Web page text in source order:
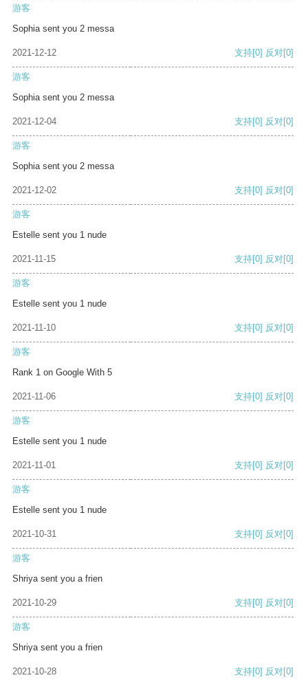
游客
Sophia sent you 2 messa
2021-12-12 支持[0] 反对[0]
游客
Sophia sent you 2 messa
2021-12-04 支持[0] 反对[0]
游客
Sophia sent you 2 messa
2021-12-02 支持[0] 反对[0]
游客
Estelle sent you 1 nude
2021-11-15 支持[0] 反对[0]
游客
Estelle sent you 1 nude
2021-11-10 支持[0] 反对[0]
游客
Rank 1 on Google With 5
2021-11-06 支持[0] 反对[0]
游客
Estelle sent you 1 nude
2021-11-01 支持[0] 反对[0]
游客
Estelle sent you 1 nude
2021-10-31 支持[0] 反对[0]
游客
Shriya sent you a frien
2021-10-29 支持[0] 反对[0]
游客
Shriya sent you a frien
2021-10-28 支持[0] 反对[0]